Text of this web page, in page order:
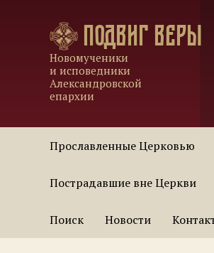
Подвиг веры
Новомученики
и исповедники
Александровской
епархии
Прославленные Церковью
Пострадавшие вне Церкви
Поиск Новости